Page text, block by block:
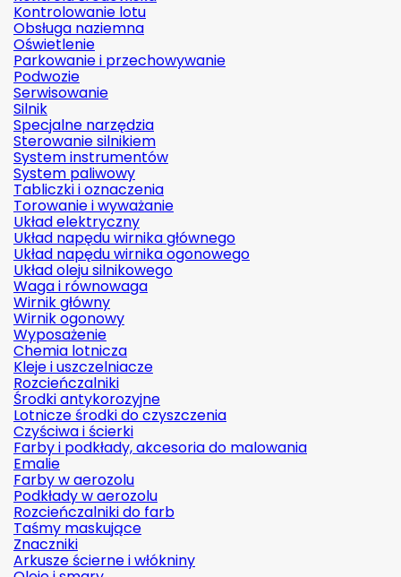
Kontrolowanie lotu
Obsługa naziemna
Oświetlenie
Parkowanie i przechowywanie
Podwozie
Serwisowanie
Silnik
Specjalne narzędzia
Sterowanie silnikiem
System instrumentów
System paliwowy
Tabliczki i oznaczenia
Torowanie i wyważanie
Układ elektryczny
Układ napędu wirnika głównego
Układ napędu wirnika ogonowego
Układ oleju silnikowego
Waga i równowaga
Wirnik główny
Wirnik ogonowy
Wyposażenie
Chemia lotnicza
Kleje i uszczelniacze
Rozcieńczalniki
Środki antykorozyjne
Lotnicze środki do czyszczenia
Czyściwa i ścierki
Farby i podkłady, akcesoria do malowania
Emalie
Farby w aerozolu
Podkłady w aerozolu
Rozcieńczalniki do farb
Taśmy maskujące
Znaczniki
Arkusze ścierne i włókniny